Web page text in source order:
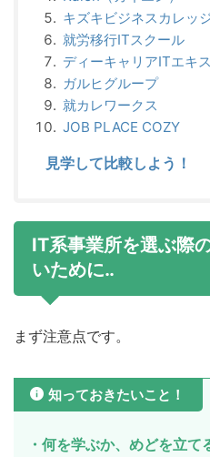
キズキビジネスカレッ
就労移行ITスクール
ディーキャリアITエキ
ガルヒグループ
就カレワークス
JOB PLACE COZY
見学して比較しよう！
IT系事業所を選ぶ際
いために‥
まず注意点です。
知っておきたいこと！
・何を学ぶか、めどを立て